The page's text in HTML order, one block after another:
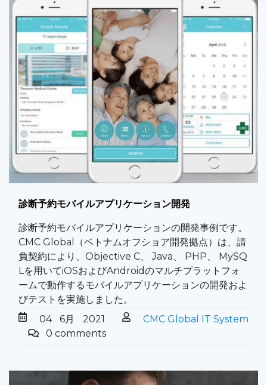
診断予約モバイルアプリケーション開発
診断予約モバイルアプリケーションの開発事例です。
CMC Global（ベトナムオフショア開発拠点）は、請
負契約により、Objective C、 Java、 PHP、 MySQ
Lを用いてiOSおよびAndroidのマルチプラットフォ
ームで動作するモバイルアプリケーションの開発およ
びテストを実施しました。
04
6月 2021
CMC Global IT System
0 comments